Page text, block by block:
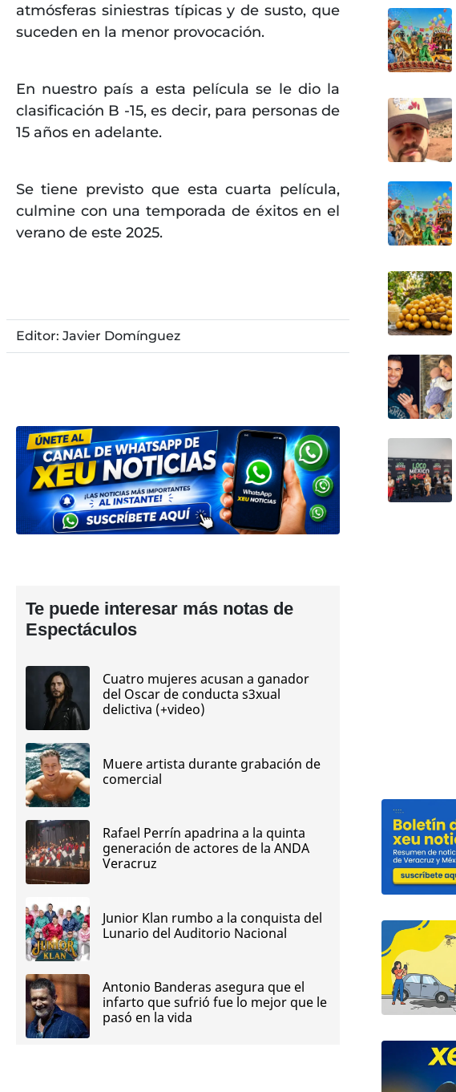
atmósferas siniestras típicas y de susto, que
suceden en la menor provocación.
En nuestro país a esta película se le dio la
clasificación B -15, es decir, para personas de
15 años en adelante.
Se tiene previsto que esta cuarta película,
culmine con una temporada de éxitos en el
verano de este 2025.
Editor: Javier Domínguez
Te puede interesar más notas de
Espectáculos
Cuatro mujeres acusan a ganador
del Oscar de conducta s3xual
delictiva (+video)
Muere artista durante grabación de
comercial
Rafael Perrín apadrina a la quinta
generación de actores de la ANDA
Veracruz
Junior Klan rumbo a la conquista del
Lunario del Auditorio Nacional
Antonio Banderas asegura que el
infarto que sufrió fue lo mejor que le
pasó en la vida